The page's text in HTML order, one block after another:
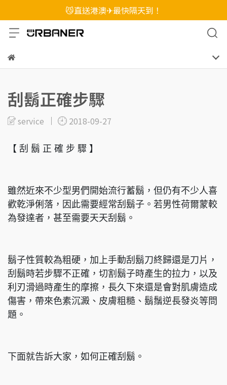
😼直送港澳✈最快隔天到！
刮鬍正確步驟
service 2018-09-27
【 刮 鬍 正 確 步 驟 】
雖然近來不少型男們開始流行蓄鬍，但仍有不少人喜
歡乾淨俐落，因此需要經常刮鬍子。若男性荷爾蒙較
為發達者，甚至需要天天刮鬍。
鬍子性質較為粗硬，加上手動刮鬍刀終歸還是刀片，
刮鬍時若步驟不正確，切割鬍子時產生的拉力，以及
利刃滑過時產生的摩擦，長久下來還是會對肌膚造成
傷害，帶來色素沉澱、皮膚粗糙、鬍鬚逆長發炎等問
題。
下面就告訴大家，如何正確刮鬍。